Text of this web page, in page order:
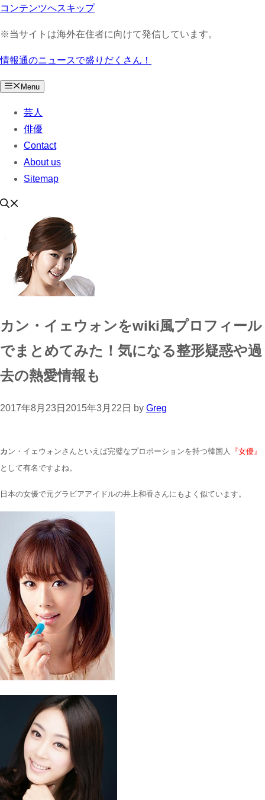
コンテンツへスキップ
※当サイトは海外在住者に向けて発信しています。
情報通のニュースで盛りだくさん！
Menu
芸人
俳優
Contact
About us
Sitemap
カン・イェウォンをwiki風プロフィール
でまとめてみた！気になる整形疑惑や過
去の熱愛情報も
2017年8月23日 2015年3月22日 by Greg
カ ン・イェウォンさんといえば完璧なプロポーションを持つ韓国人
『女優』
として有名ですよね。
日本の女優で元グラビアアイドルの井上和香さんにもよく似ています。